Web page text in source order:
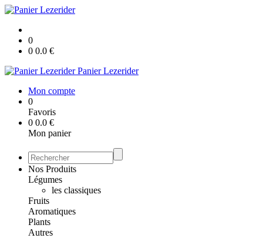
0
0 0.0 €
Panier Lezerider
Mon compte
0
Favoris
0 0.0 €
Mon panier
Nos Produits
Légumes
les classiques
Fruits
Aromatiques
Plants
Autres